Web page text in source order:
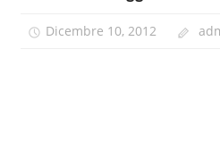
Dicembre 10, 2012